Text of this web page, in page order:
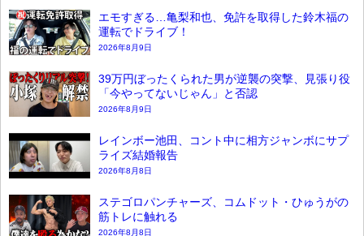
エモすぎる…亀梨和也、免許を取得した鈴木福の
運転でドライブ！
2026年8月9日
39万円ぼったくられた男が逆襲の突撃、見張り役
「今やってないじゃん」と否認
2026年8月9日
レインボー池田、コント中に相方ジャンボにサプ
ライズ結婚報告
2026年8月8日
ステゴロパンチャーズ、コムドット・ひゅうがの
筋トレに触れる
2026年8月8日